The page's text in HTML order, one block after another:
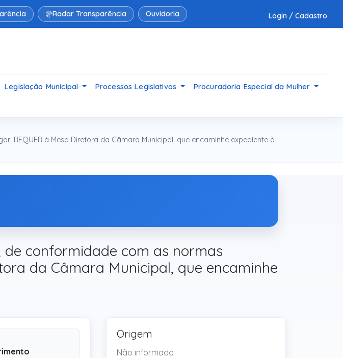
Radar Transparência Ouvidoria Login / Cadastro
Legislação Municipal Processos Legislativos
Procuradoria Especial da Mulher
REQUER à Mesa Diretora da Câmara Municipal, que encaminhe expediente à
conformidade com as normas
da Câmara Municipal, que encaminhe
Origem
Não informado